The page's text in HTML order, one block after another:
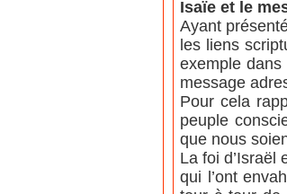
Isaïe et le
Ayant
les liens
exemple dans
message
Pour cela
peuple
que nous
La foi d’Israël
qui l’ont